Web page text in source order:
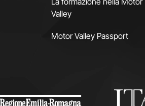
Valley
Motor Valley Passport